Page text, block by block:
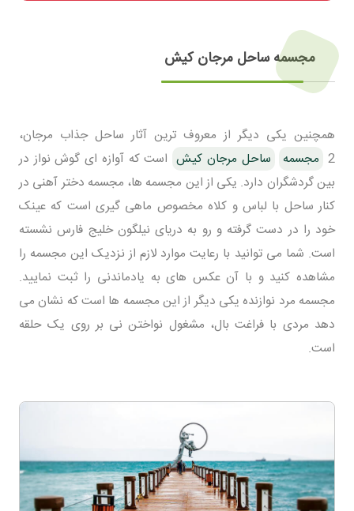
مجسمه ساحل مرجان کیش
همچنین یکی دیگر از معروف ترین آثار ساحل جذاب مرجان،
2 مجسمه ساحل مرجان کیش است که آوازه ای گوش نواز در
بین گردشگران دارد. یکی از این مجسمه ها، مجسمه دختر آهنی در
کنار ساحل با لباس و کلاه مخصوص ماهی گیری است که عینک
خود را در دست گرفته و رو به دریای نیلگون خلیج فارس نشسته
است. شما می توانید با رعایت موارد لازم از نزدیک این مجسمه را
مشاهده کنید و با آن عکس های به یادماندنی را ثبت نمایید.
مجسمه مرد نوازنده یکی دیگر از این مجسمه ها است که نشان می
دهد مردی با فراغت بال، مشغول نواختن نی بر روی یک حلقه
است.